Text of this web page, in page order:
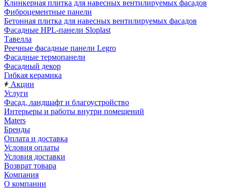
Клинкерная плитка для навесных вентилируемых фасадов
Фиброцементные панели
Бетонная плитка для навесных вентилируемых фасадов
Фасадные HPL-панели Sloplast
Тавелла
Реечные фасадные панели Legro
Фасадные термопанели
Фасадный декор
Гибкая керамика
Акции
Услуги
Фасад, ландшафт и благоустройство
Интерьеры и работы внутри помещений
Maters
Бренды
Оплата и доставка
Условия оплаты
Условия доставки
Возврат товара
Компания
О компании